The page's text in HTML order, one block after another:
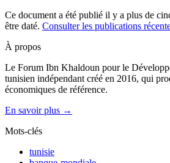
Ce document a été publié il y a plus de
être daté. Consulter les publications
À propos
Le Forum Ibn Khaldoun pour le
tunisien indépendant créé en 2016, qui
économiques de référence.
En savoir plus →
Mots-clés
tunisie